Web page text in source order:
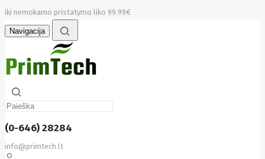
iki nemokamo pristatymo liko 99.99€
Navigacija
(0-646) 28284
info@primtech.lt